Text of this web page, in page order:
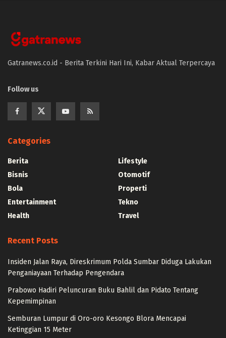
Gatranews.co.id - Berita Terkini Hari Ini, Kabar Aktual Terpercaya
Follow us
Categories
Berita
Bisnis
Bola
Entertainment
Health
Lifestyle
Otomotif
Properti
Tekno
Travel
Recent Posts
Insiden Jalan Raya, Direskrimum Polda Sumbar Diduga Lakukan
Penganiayaan Terhadap Pengendara
Prabowo Hadiri Peluncuran Buku Bahlil dan Pidato Tentang
Kepemimpinan
Semburan Lumpur di Oro-oro Kesongo Blora Mencapai
Ketinggian 15 Meter